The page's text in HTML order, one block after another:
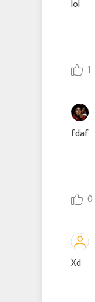
lol
1
fdaf
0
Xd